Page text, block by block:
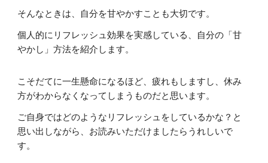
そんなときは、自分を甘やかすことも大切です。
個人的にリフレッシュ効果を実感している、自分の「甘
やかし」方法を紹介します。
こそだてに一生懸命になるほど、疲れもしますし、休み
方がわからなくなってしまうものだと思います。
ご自身ではどのような リフレッシュ をしているかな？と
思い出しながら、お読みいただけましたらうれしいで
す。